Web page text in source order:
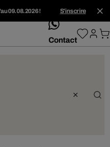
09.08.2026 ! S'inscrire
whatsApp
Contact